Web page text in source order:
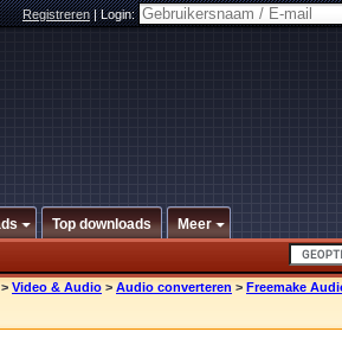
Registreren|Login:
Top downloads Meer
> Video & Audio > Audio converteren > Freemake